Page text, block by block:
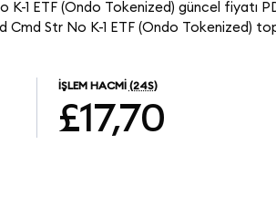
1 ETF (Ondo Tokenized) güncel fiyatı
Str No K-1 ETF (Ondo Tokenized)
İŞLEM HACMI (24S)
£17,70